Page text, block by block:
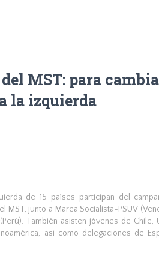
MST: para
la izquierda
de 15 países participan del
MST, junto a Marea Socialista-PSUV
También asisten jóvenes de Chile,
así como delegaciones de